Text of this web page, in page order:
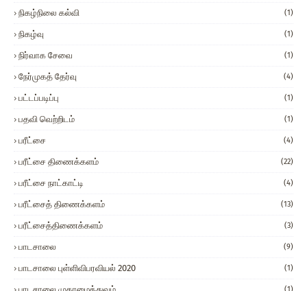
நிகழ்நிலை கல்வி (1)
நிகழ்வு (1)
நிர்வாக சேவை (1)
நேர்முகத் தேர்வு (4)
பட்டப்படிப்பு (1)
பதவி வெற்றிடம் (1)
பரீட்சை (4)
பரீட்சை திணைக்களம் (22)
பரீட்சை நாட்காட்டி (4)
பரீட்சைத் திணைக்களம் (13)
பரீட்சைத்திணைக்களம் (3)
பாடசாலை (9)
பாடசாலை புள்ளிவிபரவியல் 2020 (1)
(1)